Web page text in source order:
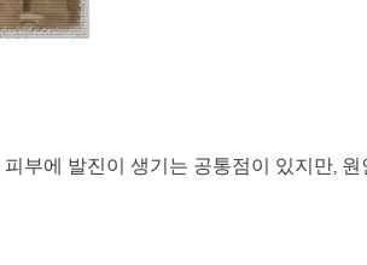
부에 발진이 생기는 공통점이 있지만, 원